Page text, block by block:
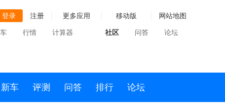
登录 注册 更多应用 移动版 网站地图
行情 计算器 社区 问答 论坛
新车 评测 问答 排行 论坛